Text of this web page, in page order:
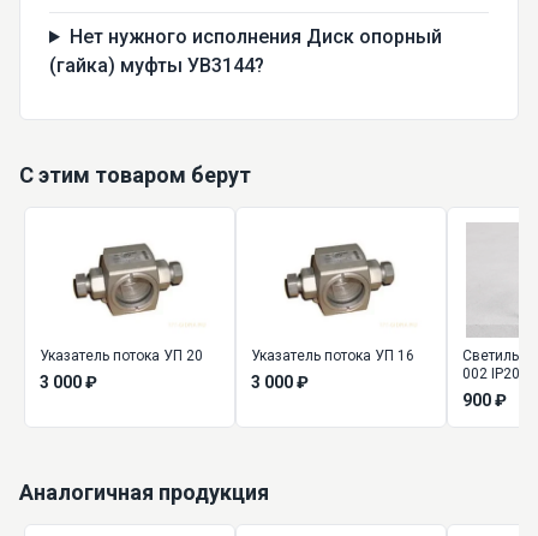
Нет нужного исполнения Диск опорный
(гайка) муфты УВ3144?
С этим товаром берут
Указатель потока УП 20
3 000 ₽
Указатель потока УП 16
3 000 ₽
002 IP20
900 ₽
Аналогичная продукция